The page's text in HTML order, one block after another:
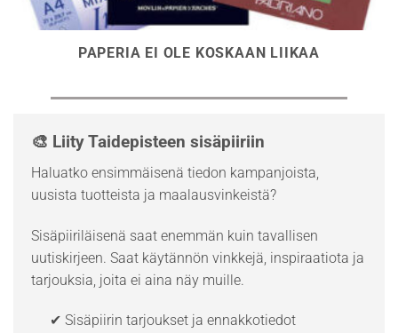
PAPERIA EI OLE KOSKAAN LIIKAA
🎨 Liity Taidepisteen sisäpiiriin
Haluatko ensimmäisenä tiedon kampanjoista,
uusista tuotteista ja maalausvinkeistä?
Sisäpiiriläisenä saat enemmän kuin tavallisen
uutiskirjeen. Saat käytännön vinkkejä, inspiraatiota ja
tarjouksia, joita ei aina näy muille.
✔ Sisäpiirin tarjoukset ja ennakkotiedot